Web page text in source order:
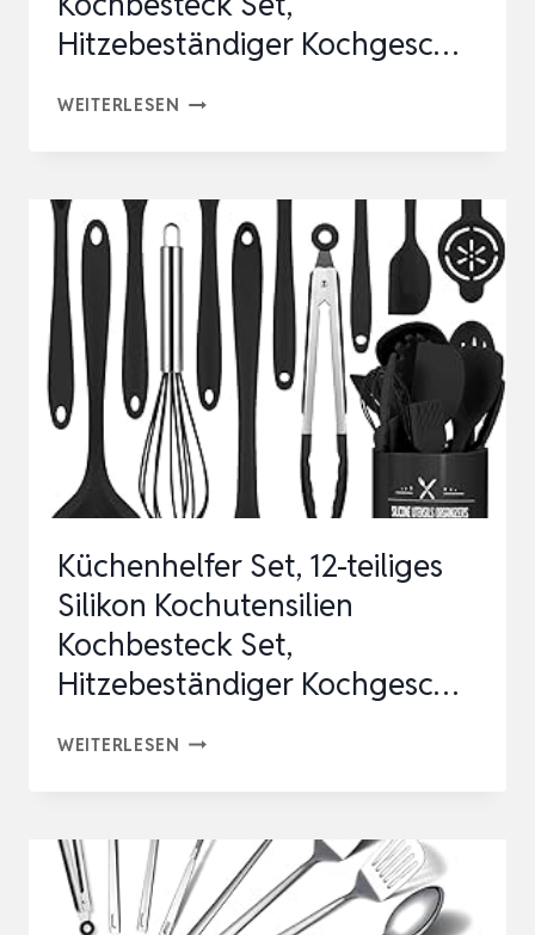
Hitzebeständiger Kochgesc…
WEITERLESEN KÜCHENHELFER
TEILIGES
SILIKON
KOCHUTENSILIEN
KOCHBESTECK
HITZEBESTÄNDIGER
KOCHGESC…
Küchenhelfer Set, 12-teiliges
Silikon Kochutensilien
Kochbesteck Set,
Hitzebeständiger Kochgesc…
WEITERLESEN KÜCHENHELFER
TEILIGES
SILIKON
KOCHUTENSILIEN